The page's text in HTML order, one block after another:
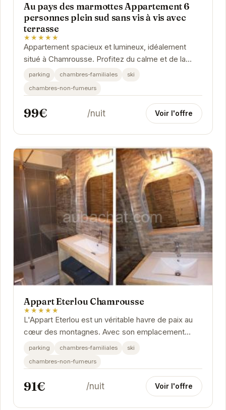
Au pays des marmottes Appartement 6
personnes plein sud sans vis à vis avec
terrasse
★★★★★
Appartement spacieux et lumineux, idéalement
situé à Chamrousse. Profitez du calme et de la
nature environnante. La terrasse plein sud offre
parking chambres-familiales
ski
chambres-non-fumeurs
99€ /nuit Voir l'offre
Appart Eterlou Chamrousse
★★★★★
L'Appart Eterlou est un véritable havre de paix au
cœur des montagnes. Avec son emplacement
privilégié, vous pourrez profiter pleinement des...
parking chambres-familiales
ski
chambres-non-fumeurs
91€ /nuit Voir l'offre